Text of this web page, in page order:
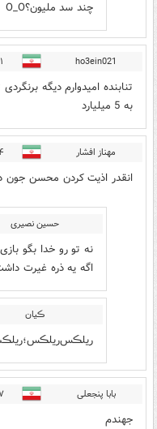
چند سد ملیون؟O_O
ho3ein021
به 5 میلیارد
مهناز افشار
انقدر اذیت کردن محسن جون
حسین نصیری
نه تو رو خدا بگو
اگه یه ذره غیرت
ڪیان
بابا پنجعلی
جهندم